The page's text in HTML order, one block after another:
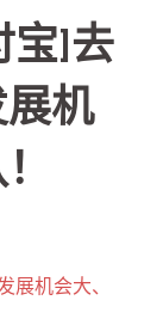
宝]去
机
展机会大、